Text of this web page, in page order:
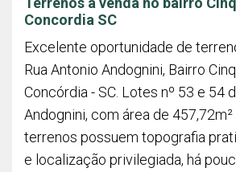
Concordia SC
Excelente oportunidade de
Rua Antonio Andognini, Bairro
Concórdia - SC. Lotes nº 53 e 54
Andognini, com área de 457,72m²
terrenos possuem topografia
e localização privilegiada, há